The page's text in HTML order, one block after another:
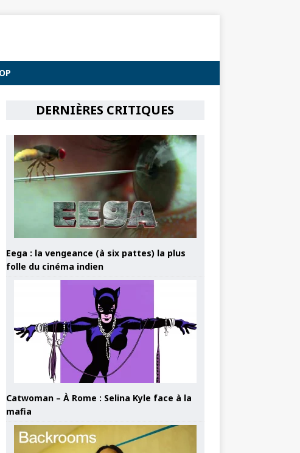
DERNIÈRES CRITIQUES
Eega : la vengeance (à six pattes) la plus
folle du cinéma indien
Catwoman – À Rome : Selina Kyle face à la
mafia